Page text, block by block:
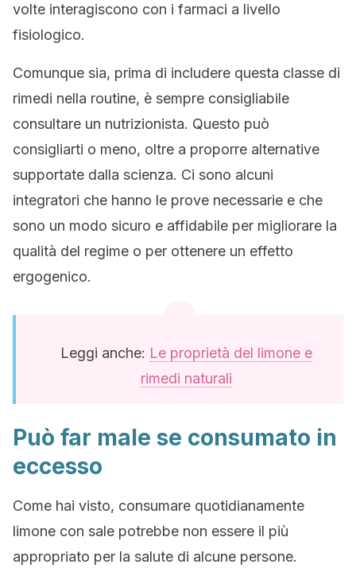
volte interagiscono con i farmaci a livello
fisiologico.
Comunque sia, prima di includere questa classe di
rimedi nella routine, è sempre consigliabile
consultare un nutrizionista. Questo può
consigliarti o meno, oltre a proporre alternative
supportate dalla scienza. Ci sono alcuni
integratori che hanno le prove necessarie e che
sono un modo sicuro e affidabile per migliorare la
qualità del regime o per ottenere un effetto
ergogenico.
Leggi anche: Le proprietà del limone e
rimedi naturali
Può far male se consumato in
eccesso
Come hai visto, consumare quotidianamente
limone con sale potrebbe non essere il più
appropriato per la salute di alcune persone.